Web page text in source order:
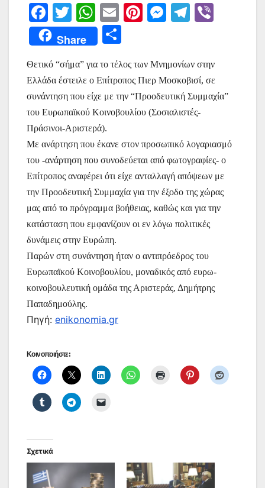
F
a
c
e
b
o
o
k
T
w
itt
er
W
h
at
s
A
p
p
E
m
ai
l
Pi
e
st
M
s
e
n
er
T
gr
a
m
Share
ρ
α
σ
ίτ
ε
Θετικό “σήμα” για το τέλος των Μνημονίων στην
Ελλάδα έστειλε ο Επίτροπος Πιερ Μοσκοβισί, σε
συνάντηση που είχε με την “Προοδευτική Συμμαχία”
του Ευρωπαϊκού Κοινοβουλίου (Σοσιαλιστές-
Πράσινοι-Αριστερά).
Με ανάρτηση που έκανε στον προσωπικό λογαριασμό
του -ανάρτηση που συνοδεύεται από φωτογραφίες- ο
Επίτροπος αναφέρει ότι είχε ανταλλαγή απόψεων με
την Προοδευτική Συμμαχία για την έξοδο της χώρας
μας από το πρόγραμμα βοήθειας, καθώς και για την
κατάσταση που εμφανίζουν οι εν λόγω πολιτικές
δυνάμεις στην Ευρώπη.
Παρών στη συνάντηση ήταν ο αντιπρόεδρος του
Ευρωπαϊκού Κοινοβουλίου, μοναδικός από ευρω-
κοινοβουλευτική ομάδα της Αριστεράς, Δημήτρης
Παπαδημούλης.
Πηγή: enikonomia.gr
Κοινοποιήστε:
Σχετικά